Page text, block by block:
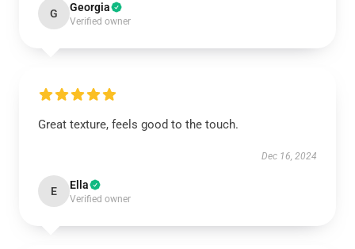
G Georgia
Verified owner
Great texture, feels good to the touch.
Dec 16, 2024
E Ella
Verified owner